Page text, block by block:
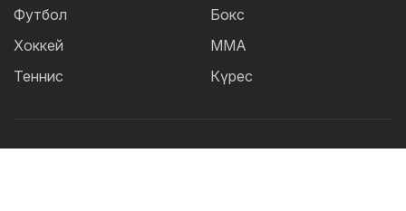
Футбол
Хоккей
Теннис
Бокс
ММА
Күрес